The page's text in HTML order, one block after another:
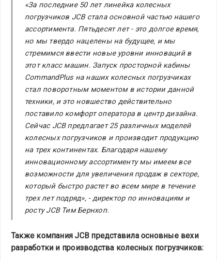
«За последние 50 лет линейка колесных
погрузчиков JCB стала основной частью нашего
ассортимента. Пятьдесят лет - это долгое время,
но мы твердо нацелены на будущее, и мы
стремимся ввести новые уровни инноваций в
этот класс машин. Запуск просторной кабины
CommandPlus на наших колесных погрузчиках
стал поворотным моментом в истории данной
техники, и это новшество действительно
поставило комфорт оператора в центр дизайна.
Сейчас JCB предлагает 25 различных моделей
колесных погрузчиков и производит продукцию
на трех континентах. Благодаря нашему
инновационному ассортименту мы имеем все
возможности для увеличения продаж в секторе,
который быстро растет во всем мире в течение
трех лет подряд», - директор по инновациям и
росту JCB Тим Бернхоп.
Также компания JCB представила основные вехи
разработки и производства колесных погрузчиков: